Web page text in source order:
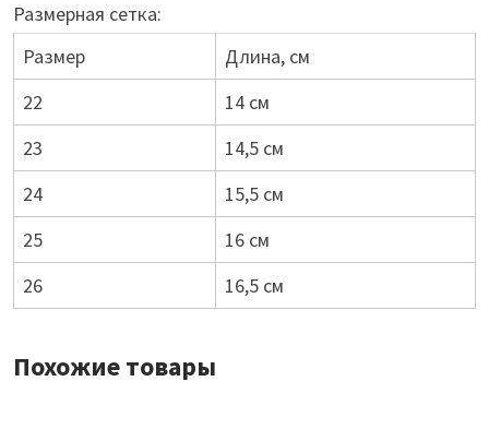
Размерная сетка:
Размер
Длина, см
22
14 см
23
14,5 см
24
15,5 см
25
16 см
26
16,5 см
Похожие товары